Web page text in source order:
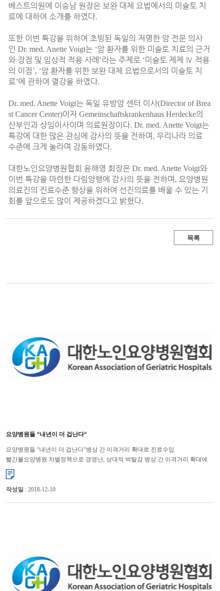
베스트의원에 이승남 원장은 보완 대체 요법에서의 미슬토 치
료에 대하여 소개를 하였다.
또한 이번 특강을 위하여 초빙된 독일의 저명한 암 전문 의사
인 Dr. med. Anette Voigt는 ‘암 환자를 위한 미슬토 치료의 근거
와 장점 및 임상적 적용 사례 ’라는 주제로 ‘미슬토 제제 Ⅳ 적용
의 이점’, ‘암 환자를 위한 보완 대체 요법으로서의 미슬토 치
료’에 관하여 열강을 하였다.
Dr. med. Anette Voigt는 독일 유방암 센터 이사(Director of Brea
st Cancer Center)이자 Gemeinschaftskrankenhaus Herdecke의
산부인과 상임이사이며 의료원장이다. Dr. med. Anette Voigt는
특강에 대한 많은 관심에 감사의 뜻을 전하며 , 우리나라 의료
수준에 크게 놀라며 감동하였다.
대한노인요양병원협회 윤해영 회장은 Dr. med. Anette Voigt와
이번 특강을 마련한 다림양행에 감사의 뜻을 전하며 , 요양병원
의료진의 진료수준 향상을 위하여 선진의료를 배울 수 있는 기
회를 앞으로도 많이 제공하겠다고 밝혔다.
목록
요양병원들 “내년이 더 겁난다“
요양병원들 “내년이 더 겁난다“병상 간 이격거리 확대로 진료수입
빨간불요양병원 차별정책으로 경영난, 상대적 박탈감 병상 간 이격거리 확대에
따라 환자도 줄고, 수입도 줄어드는데 최저임금 인상으로 인건비 부담은 ...
작성일 : 2018-12-10